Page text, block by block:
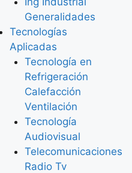
Generalidades
Tecnologías
Aplicadas
Tecnología en
Refrigeración
Calefacción
Ventilación
Tecnología
Audiovisual
Telecomunicaciones
Radio Tv